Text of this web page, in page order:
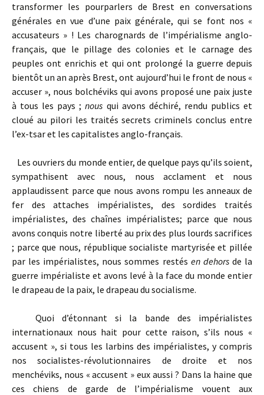
transformer les pourparlers de Brest en conversations
générales en vue d’une paix générale, qui se font nos «
accusateurs » ! Les charognards de l’impérialisme anglo-
français, que le pillage des colonies et le carnage des
peuples ont enrichis et qui ont prolongé la guerre depuis
bientôt un an après Brest, ont aujourd’hui le front de nous «
accuser », nous bolchéviks qui avons proposé une paix juste
à tous les pays ;nous qui avons déchiré, rendu publics et
cloué au pilori les traités secrets criminels conclus entre
l’ex-tsar et les capitalistes anglo-français.
Les ouvriers du monde entier, de quelque pays qu’ils soient,
sympathisent avec nous, nous acclament et nous
applaudissent parce que nous avons rompu les anneaux de
fer des attaches impérialistes, des sordides traités
impérialistes, des chaînes impérialistes; parce que nous
avons conquis notre liberté au prix des plus lourds sacrifices
; parce que nous, république socialiste martyrisée et pillée
par les impérialistes, nous sommes restés en dehorsde la
guerre impérialiste et avons levé à la face du monde entier
le drapeau de la paix, le drapeau du socialisme.
Quoi d’étonnant si la bande des impérialistes
internationaux nous hait pour cette raison, s’ils nous «
accusent », si tous les larbins des impérialistes, y compris
nos socialistes-révolutionnaires de droite et nos
menchéviks, nous « accusent » eux aussi ? Dans la haine que
ces chiens de garde de l’impérialisme vouent aux